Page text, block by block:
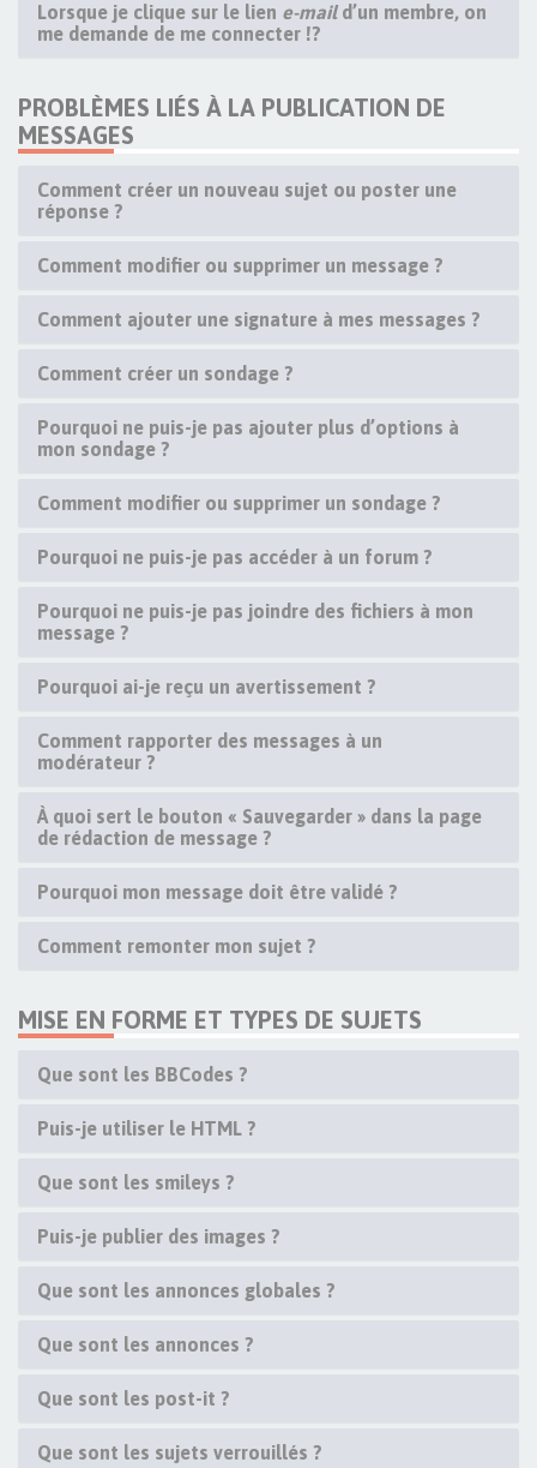
Lorsque je clique sur le lien e-maild’un membre, on
me demande de me connecter !?
PROBLÈMES LIÉS À LA PUBLICATION DE
MESSAGES
Comment créer un nouveau sujet ou poster une
réponse ?
Comment modifier ou supprimer un message ?
Comment ajouter une signature à mes messages ?
Comment créer un sondage ?
Pourquoi ne puis-je pas ajouter plus d’options à
mon sondage ?
Comment modifier ou supprimer un sondage ?
Pourquoi ne puis-je pas accéder à un forum ?
Pourquoi ne puis-je pas joindre des fichiers à mon
message ?
Pourquoi ai-je reçu un avertissement ?
Comment rapporter des messages à un
modérateur ?
À quoi sert le bouton « Sauvegarder » dans la page
de rédaction de message ?
Pourquoi mon message doit être validé ?
Comment remonter mon sujet ?
MISE EN FORME ET TYPES DE SUJETS
Que sont les BBCodes ?
Puis-je utiliser le HTML ?
Que sont les smileys ?
Puis-je publier des images ?
Que sont les annonces globales ?
Que sont les annonces ?
Que sont les post-it ?
Que sont les sujets verrouillés ?